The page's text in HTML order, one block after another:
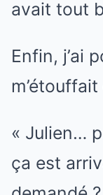
avait tout
Enfin, j’ai
« Julien…
ça est